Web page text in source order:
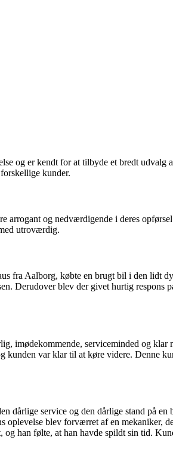
og er kendt for at tilbyde et bredt
kunder.
arrogant og nedværdigende i deres
utroværdig.
fra Aalborg, købte en brugt bil i den lidt
Derudover blev der givet hurtig respons
imødekommende, serviceminded og klar
kunden var klar til at køre videre. Denne
dårlige service og den dårlige stand på
blev forværret af en mekaniker,
han følte, at han havde spildt sin tid.